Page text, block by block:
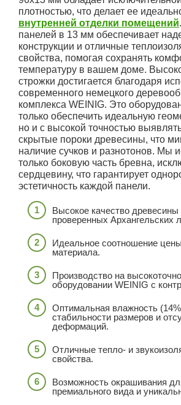
плотностью, что делает ее
внутренней отделки помещений
панелей в 13 мм обеспечивает
конструкции и отличные
свойства, помогая сохранять
температуру в вашем доме.
строжки достигается благодаря
современного немецкого
комплекса WEINIG. Это
только обеспечить идеальную
но и с высокой точностью
скрытые пороки древесины, что
наличие сучков и разнотонов. Мы
только боковую часть бревна,
сердцевину, что гарантирует
эстетичность каждой панели.
Высокое качество
проверенных Архангельских
Идеальное соотношение
материала.
Производство на
оборудовании WEINIG с
Оптимальная влажность
стабильности размеров и
деформаций.
Отличные тепло- и
свойства.
Возможность окрашивания
премиального вида и